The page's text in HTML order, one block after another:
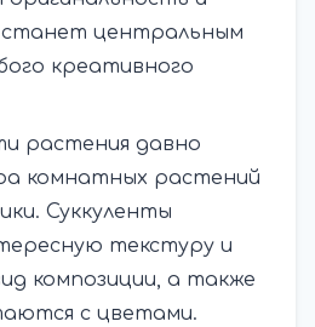
станет центральным
креативного
растения давно
комнатных растений
Суккуленты
текстуру и
композиции, а также
с цветами.